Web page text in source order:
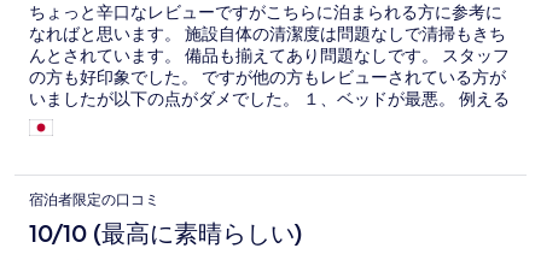
ちょっと辛口なレビューですがこちらに泊まられる方に参考に
なればと思います。 施設自体の清潔度は問題なしで清掃もきち
んとされています。 備品も揃えてあり問題なしです。 スタッフ
の方も好印象でした。 ですが他の方もレビューされている方が
いましたが以下の点がダメでした。 １、ベッドが最悪。 例える
と病院の診察ベッドです。 横幅はとても狭くマットの硬さ？が
なんともいえないほど寝心地が悪く３泊しましたが疲れている
れほど臭い。 3、お願い事が多い チェックイン時に渡されたお
願い事の紙… 色々とお願い事が記載されていましたが、 一番ビ
ックリなのが 退出時にはお部屋の清掃をお願いします。 との
宿泊者限定の口コミ
10/10 (最高に素晴らしい)